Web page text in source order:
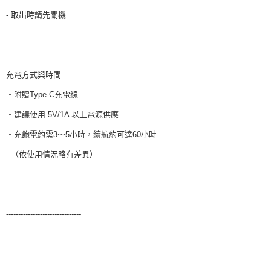
- 取出時請先關機
充電方式與時間
・附贈Type-C充電線
・建議使用 5V/1A 以上電源供應
・充飽電約需3～5小時，續航約可達60小時
（依使用情況略有差異）
-------------------------------